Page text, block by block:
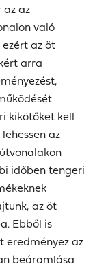
az
való
az öt
arra
kikötőket kell
az
időben tengeri
az öt
Ebből is
eredményez az
beáramlása